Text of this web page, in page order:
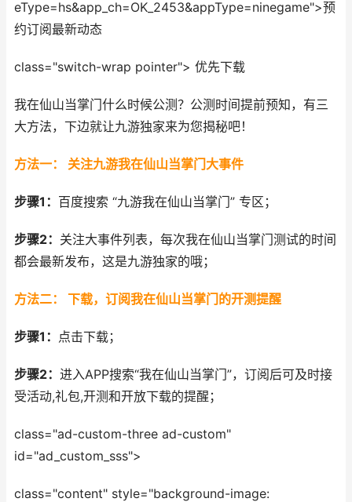
eType=hs&app_ch=OK_2453&appType=ninegame">预
约订阅最新动态
class="switch-wrap pointer"> 优先下载
我在仙山当掌门什么时候公测？公测 时间提前预知，有三
大方法，下边就让九游独家来为您揭秘吧！
方法一： 关注九游我在仙山当掌门大事件
步骤1： 百度搜索 “九游我在仙山当掌门” 专区 ；
步骤2： 关注大事件列表，每次我在仙山当掌门测试的时间
都会最新发布，这是九游独家的哦；
方法二： 下载，订阅我在仙山当掌门的开测提醒
步骤1： 点击下载；
步骤2： 进入APP搜索“我在仙山当掌门”，订阅后可及时接
受活动,礼包,开测和开放下载的提醒；
class="ad-custom-three ad-custom"
id="ad_custom_sss">
class="content" style="background-image: